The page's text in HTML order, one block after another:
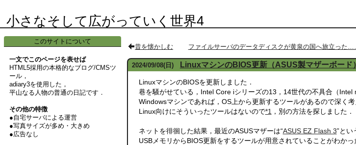
小さなそして広がっていく世界4
昔を懐かしむ ファイルサーバのデータディスクが黄泉の国へ旅立った
2024/09/08(日) LinuxマシンのBIOS更新（ASUS製マザーボード）
LinuxマシンのBIOSを更新しました．
巷を騒がせている，Intel Core iシリーズの13，14世代の不具合（Intel
Windowsマシンであれば，OS上から更新するツールがあるので深く
Linux向けにそういったツールはないので*1 ，別の方法を探しました．
ネットを徘徊した結果，最近のASUSマザーは“ASUS EZ Flash 3”とい
USBメモリからBIOS更新をするツールが用意されていることがわかっ
このサイトについて
一文でこのページを表せば
HTML5採用の本格的なブログ/CMSツ
ール，
adiary3を使用した，
平山なる人物の普通の日記です．
その他の特徴
●自宅サーバによる運営
●写真サイズが多め・大きめ
●広告なし